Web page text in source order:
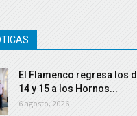
El Flamenco regresa los
14 y 15 a los Hornos...
6 agosto, 2026